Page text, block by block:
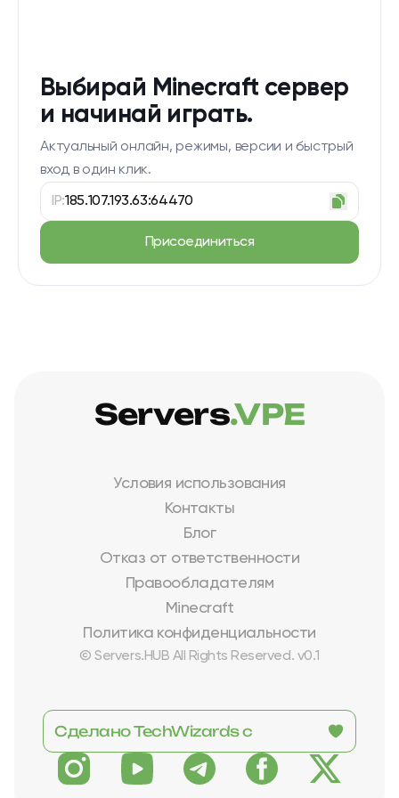
Выбирай Minecraft сервер
и начинай играть.
Актуальный онлайн, режимы, версии и быстрый
вход в один клик.
IP:185.107.193.63:64470
Присоединиться
Условия использования
Контакты
Блог
Отказ от ответственности
Правообладателям
Minecraft
Политика конфиденциальности
© Servers.HUB All Rights Reserved. v0.1
Servers.VPE
Сделано TechWizards с